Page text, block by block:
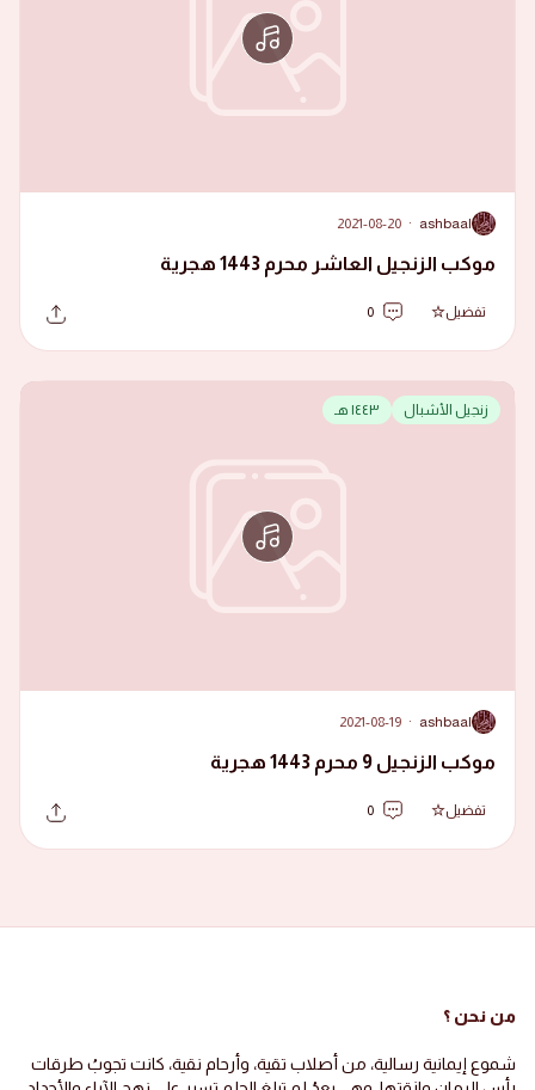
A
ashbaal
·
2021-08-20
موكب الزنجيل العاشر محرم 1443 هجرية
تفضيل 0
زنجيل الأشبال ١٤٤٣ هـ
A
ashbaal
·
2021-08-19
موكب الزنجيل 9 محرم 1443 هجرية
تفضيل 0
من نحن ؟
شموع إيمانية رسالية، من أصلاب تقية، وأرحام نقية، كانت تجوبُ طرقات